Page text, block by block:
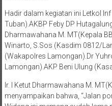
Hadir dalam kegiatan ini Letkol
Tuban).AKBP Feby DP
Dharmawahana M. MT(Kepala
Winarto, S.Sos (Kasdim 0812/
(Wakapolres Lamongan).Dr
Lamongan).AKP Beni Ulung
Ir. I Ketut Dharmawahana M.
menyampaikan bahwa, “Jalan